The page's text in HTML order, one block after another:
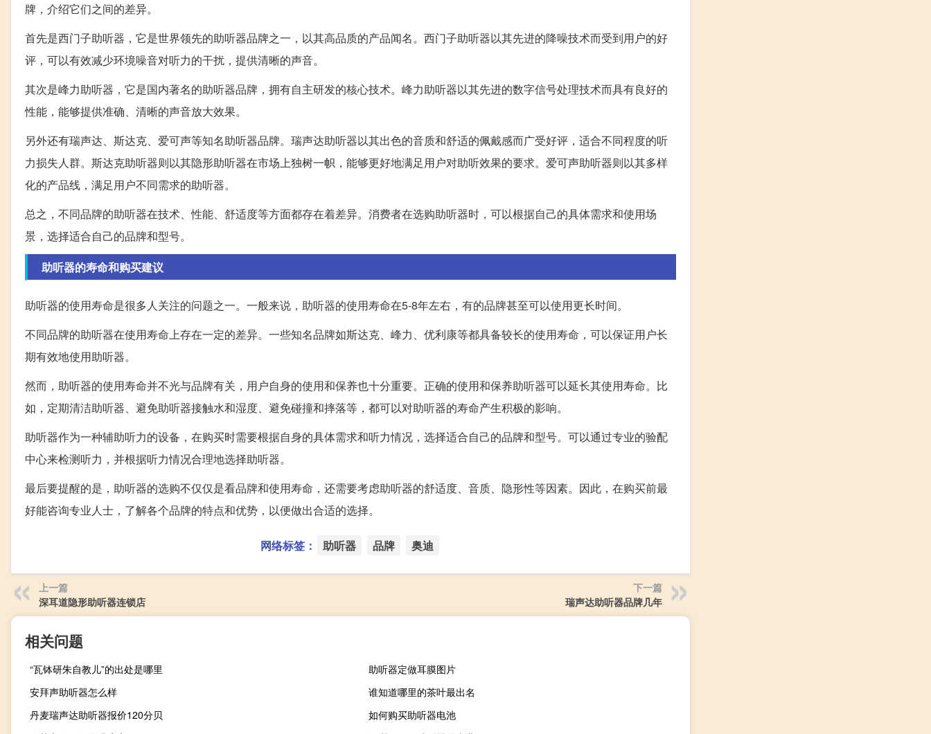
牌，介绍它们之间的差异。
首先是西门子助听器，它是世界领先的助听器品牌之一，以其高品质的产品闻名。西门子助听器以其先进的降噪技术而受到用户的好
评，可以有效减少环境噪音对听力的干扰，提供清晰的声音。
其次是峰力助听器，它是国内著名的助听器品牌，拥有自主研发的核心技术。峰力助听器以其先进的数字信号处理技术而具有良好的
性能，能够提供准确、清晰的声音放大效果。
另外还有瑞声达、斯达克、爱可声等知名助听器品牌。瑞声达助听器以其出色的音质和舒适的佩戴感而广受好评，适合不同程度的听
力损失人群。斯达克助听器则以其隐形助听器在市场上独树一帜，能够更好地满足用户对助听效果的要求。爱可声助听器则以其多样
化的产品线，满足用户不同需求的助听器。
总之，不同品牌的助听器在技术、性能、舒适度等方面都存在着差异。消费者在选购助听器时，可以根据自己的具体需求和使用场
景，选择适合自己的品牌和型号。
助听器的寿命和购买建议
助听器的使用寿命是很多人关注的问题之一。一般来说，助听器的使用寿命在5-8年左右，有的品牌甚至可以使用更长时间。
不同品牌的助听器在使用寿命上存在一定的差异。一些知名品牌如斯达克、峰力、优利康等都具备较长的使用寿命，可以保证用户长
期有效地使用助听器。
然而，助听器的使用寿命并不光与品牌有关，用户自身的使用和保养也十分重要。正确的使用和保养助听器可以延长其使用寿命。比
如，定期清洁助听器、避免助听器接触水和湿度、避免碰撞和摔落等，都可以对助听器的寿命产生积极的影响。
助听器作为一种辅助听力的设备，在购买时需要根据自身的具体需求和听力情况，选择适合自己的品牌和型号。可以通过专业的验配
中心来检测听力，并根据听力情况合理地选择助听器。
最后要提醒的是，助听器的选购不仅仅是看品牌和使用寿命，还需要考虑助听器的舒适度、音质、隐形性等因素。因此，在购买前最
好能咨询专业人士，了解各个品牌的特点和优势，以便做出合适的选择。
网络标签： 助听器 品牌 奥迪
上一篇
深耳道隐形助听器连锁店
下一篇
瑞声达助听器品牌几年
相关问题
“瓦钵研朱自教儿”的出处是哪里
助听器定做耳膜图片
安拜声助听器怎么样
谁知道哪里的茶叶最出名
丹麦瑞声达助听器报价120分贝
如何购买助听器电池